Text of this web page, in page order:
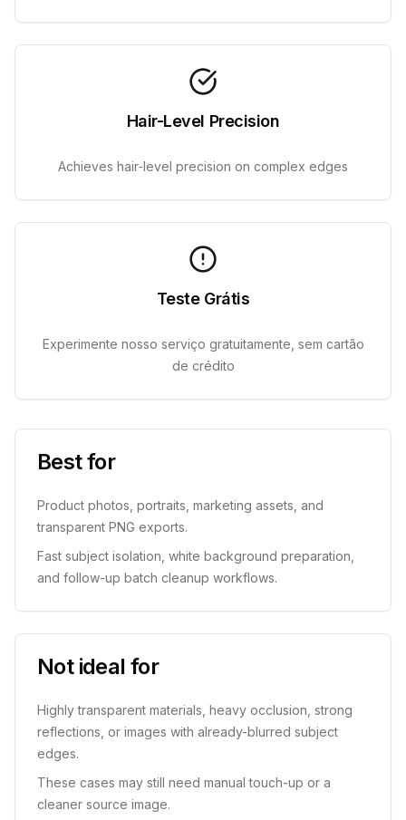
Hair-Level Precision
Achieves hair‑level precision on complex edges
Teste Grátis
Experimente nosso serviço gratuitamente, sem cartão
de crédito
Best for
Product photos, portraits, marketing assets, and
transparent PNG exports.
Fast subject isolation, white background preparation,
and follow-up batch cleanup workflows.
Not ideal for
Highly transparent materials, heavy occlusion, strong
reflections, or images with already-blurred subject
edges.
These cases may still need manual touch-up or a
cleaner source image.